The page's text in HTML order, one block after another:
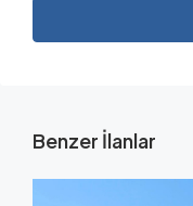
Benzer İlanlar